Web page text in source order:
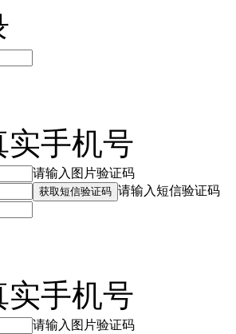
实手机号
请输入图片验证码
获取短信验证码 请输入短信验证码
实手机号
请输入图片验证码